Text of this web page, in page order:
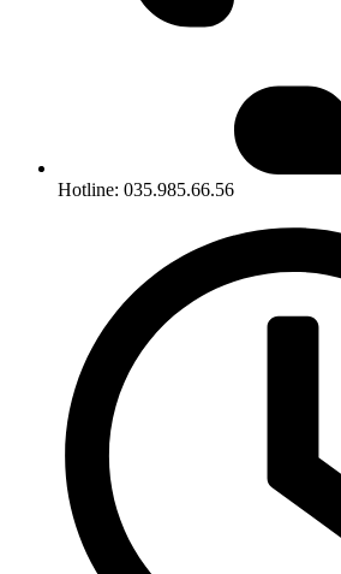
Hotline: 035.985.66.56